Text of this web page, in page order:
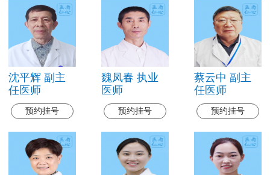
沈平辉 副主
任医师
预约挂号
魏凤春 执业
医师
预约挂号
蔡云中 副主
任医师
预约挂号